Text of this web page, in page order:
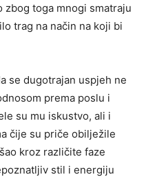
zbog toga mnogi smatraju
trag na način na koji bi
se dugotrajan uspjeh ne
prema poslu i
su mu iskustvo, ali i
čije su priče obilježile
kroz različite faze
stil i energiju